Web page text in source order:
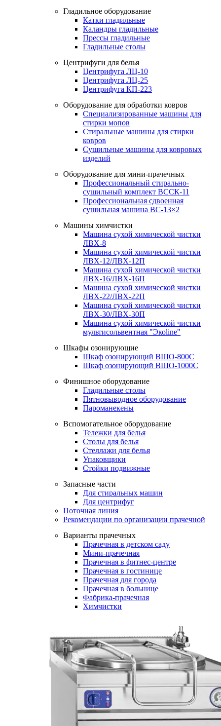
Гладильное оборудование
Катки гладильные
Каландры гладильные
Прессы гладильные
Гладильные столы
Центрифуги для белья
Центрифуга ЛЦ-10
Центрифуга ЛЦ-25
Центрифуга КП-223
Оборудование для обработки ковров
Специализированные машины для
стирки мопов
Стиральные машины для стирки
ковров
Сушильные машины для ковровых
изделий
Оборудование для мини-прачечных
Профессиональный стирально-
сушильный комплект ВССК-11
Профессиональная сдвоенная
сушильная машина ВС-13×2
Машины химчистки
Машина сухой химической чистки
ЛВХ-8
Машина сухой химической чистки
ЛВХ-12/ЛВХ-12П
Машина сухой химической чистки
ЛВХ-16/ЛВХ-16П
Машина сухой химической чистки
ЛВХ-22/ЛВХ-22П
Машина сухой химической чистки
ЛВХ-30/ЛВХ-30П
Машина сухой химической чистки
мультисольвентная "Экоline"
Шкафы озонирующие
Шкаф озонирующий ВШО-800С
Шкаф озонирующий ВШО-1000С
Финишное оборудование
Гладильные столы
Пятновыводное оборудование
Пароманекены
Вспомогательное оборудование
Тележки для белья
Столы для белья
Стеллажи для белья
Упаковщики
Стойки подвижные
Запасные части
Для стиральных машин
Для центрифуг
Поточная линия
Рекомендации по организации прачечной
Варианты прачечных
Прачечная в детском саду
Мини-прачечная
Прачечная в фитнес-центре
Прачечная в гостинице
Прачечная для города
Прачечная в больнице
Фабрика-прачечная
Химчистки